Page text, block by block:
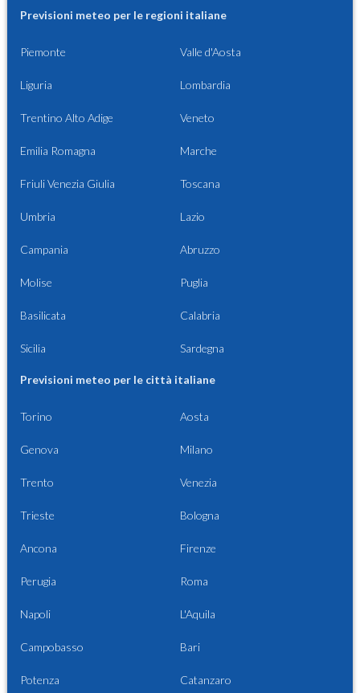
Previsioni meteo per le regioni italiane
Piemonte Valle d'Aosta
Liguria Lombardia
Trentino Alto Adige Veneto
Emilia Romagna Marche
Friuli Venezia Giulia Toscana
Umbria Lazio
Campania Abruzzo
Molise Puglia
Basilicata Calabria
Sicilia Sardegna
Previsioni meteo per le città italiane
Torino Aosta
Genova Milano
Trento Venezia
Trieste Bologna
Ancona Firenze
Perugia Roma
Napoli L'Aquila
Campobasso Bari
Potenza Catanzaro